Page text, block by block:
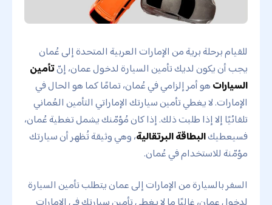
للقيام برحلة برية من الإمارات العربية المتحدة إلى عُمان
يجب أن يكون لديك تأمين السيارة لدخول عمان، إنّتأمين
السياراتهو أمر إلزامي في عُمان، تمامًا كما هو الحال في
الإمارات. لا يغطي تأمين سيارتك الإماراتي التأمين العُماني
تلقائيًا إلا إذا طلبت ذلك. إذا كان مُؤمّنك يشمل تغطية عُمان،
فسيعطيكالبطاقة البرتقالية، وهي وثيقة تُظهر أن سيارتك
مؤمّنة للاستخدام في عُمان.
السفر بالسيارة من الإمارات إلى عمان يتطلب تأمين السيارة